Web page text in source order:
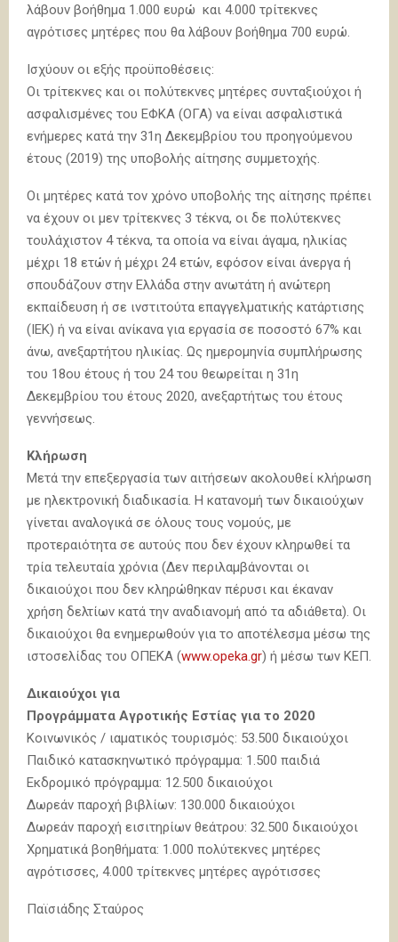
λάβουν βοήθημα 1.000 ευρώ και 4.000 τρίτεκνες
αγρότισες μητέρες που θα λάβουν βοήθημα 700 ευρώ.
Ισχύουν οι εξής προϋποθέσεις:
Οι τρίτεκνες και οι πολύτεκνες μητέρες συνταξιούχοι ή
ασφαλισμένες του ΕΦΚΑ (ΟΓΑ) να είναι ασφαλιστικά
ενήμερες κατά την 31η Δεκεμβρίου του προηγούμενου
έτους (2019) της υποβολής αίτησης συμμετοχής.
Οι μητέρες κατά τον χρόνο υποβολής της αίτησης πρέπει
να έχουν οι μεν τρίτεκνες 3 τέκνα, οι δε πολύτεκνες
τουλάχιστον 4 τέκνα, τα οποία να είναι άγαμα, ηλικίας
μέχρι 18 ετών ή μέχρι 24 ετών, εφόσον είναι άνεργα ή
σπουδάζουν στην Ελλάδα στην ανωτάτη ή ανώτερη
εκπαίδευση ή σε ινστιτούτα επαγγελματικής κατάρτισης
(ΙΕΚ) ή να είναι ανίκανα για εργασία σε ποσοστό 67% και
άνω, ανεξαρτήτου ηλικίας. Ως ημερομηνία συμπλήρωσης
του 18ου έτους ή του 24 του θεωρείται η 31η
Δεκεμβρίου του έτους 2020, ανεξαρτήτως του έτους
γεννήσεως.
Κλήρωση
Μετά την επεξεργασία των αιτήσεων ακολουθεί κλήρωση
με ηλεκτρονική διαδικασία. Η κατανομή των δικαιούχων
γίνεται αναλογικά σε όλους τους νομούς, με
προτεραιότητα σε αυτούς που δεν έχουν κληρωθεί τα
τρία τελευταία χρόνια (Δεν περιλαμβάνονται οι
δικαιούχοι που δεν κληρώθηκαν πέρυσι και έκαναν
χρήση δελτίων κατά την αναδιανομή από τα αδιάθετα). Οι
δικαιούχοι θα ενημερωθούν για το αποτέλεσμα μέσω της
ιστοσελίδας του ΟΠΕΚΑ (www.opeka.gr) ή μέσω των ΚΕΠ.
Δικαιούχοι για
Προγράμματα Αγροτικής Εστίας για το 2020
Κοινωνικός / ιαματικός τουρισμός: 53.500 δικαιούχοι
Παιδικό κατασκηνωτικό πρόγραμμα: 1.500 παιδιά
Εκδρομικό πρόγραμμα: 12.500 δικαιούχοι
Δωρεάν παροχή βιβλίων: 130.000 δικαιούχοι
Δωρεάν παροχή εισιτηρίων θεάτρου: 32.500 δικαιούχοι
Χρηματικά βοηθήματα: 1.000 πολύτεκνες μητέρες
αγρότισσες, 4.000 τρίτεκνες μητέρες αγρότισσες
Παϊσιάδης Σταύρος